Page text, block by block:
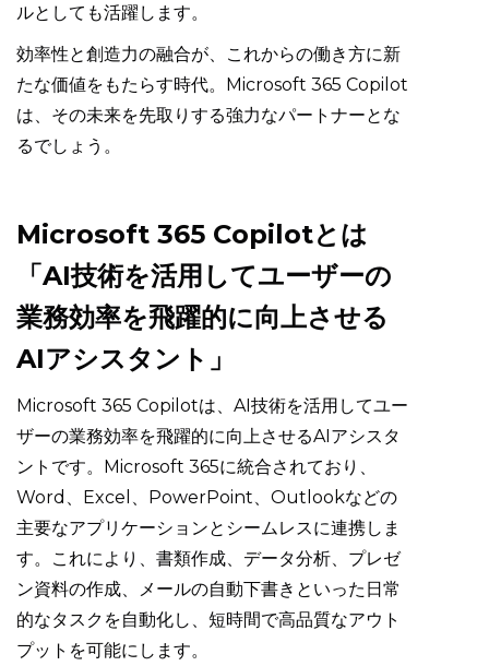
ルとしても活躍します。
効率性と創造力の融合が、これからの働き方に新
たな価値をもたらす時代。Microsoft 365 Copilot
は、その未来を先取りする強力なパートナーとな
るでしょう。
Microsoft 365 Copilotとは
「AI技術を活用してユーザーの
業務効率を飛躍的に向上させる
AIアシスタント」
Microsoft 365 Copilotは、AI技術を活用してユー
ザーの業務効率を飛躍的に向上させるAIアシスタ
ントです。Microsoft 365に統合されており、
Word、Excel、PowerPoint、Outlookなどの
主要なアプリケーションとシームレスに連携しま
す。これにより、書類作成、データ分析、プレゼ
ン資料の作成、メールの自動下書きといった日常
的なタスクを自動化し、短時間で高品質なアウト
プットを可能にします。